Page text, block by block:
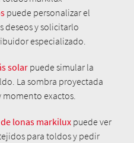
puede personalizar el
deseos y solicitarlo
especializado.
solar puede simular la
La sombra proyectada
momento exactos.
lonas markiluxpuede ver
para toldos y pedir